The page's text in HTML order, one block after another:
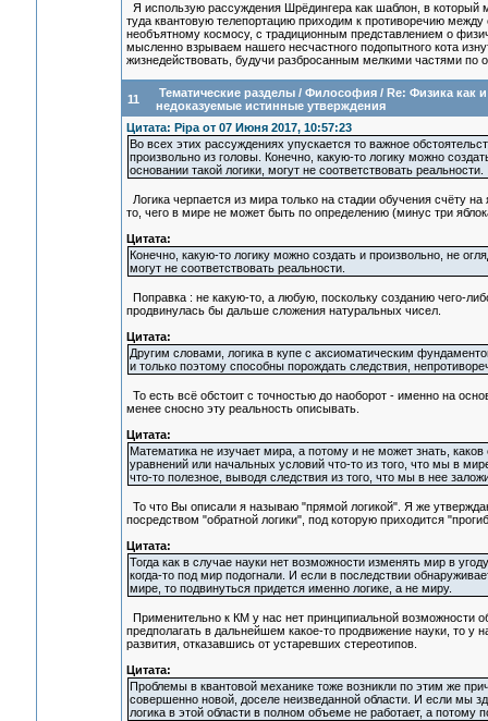
Я использую рассуждения Шрёдингера как шаблон, в который
туда квантовую телепортацию приходим к противоречию
необъятному космосу, с традиционным представлением о
мысленно взрываем нашего несчастного подопытного кота
жизнедействовать, будучи разбросанным мелкими частями по
11 Тематические разделы/ Философия/ Re: Физика как
недоказуемые истинные утверждения
Цитата: Pipa от 07 Июня 2017, 10:57:23
Во всех этих рассуждениях упускается то важное
произвольно из головы. Конечно, какую-то логику можно
основании такой логики, могут не соответствовать реальности.
Логика черпается из мира только на стадии обучения счёту
то, чего в мире не может быть по определению (минус три
Цитата:
Конечно, какую-то логику можно создать и произвольно, не
могут не соответствовать реальности.
Поправка : не какую-то, а любую, поскольку созданию чего-
продвинулась бы дальше сложения натуральных чисел.
Цитата:
Другим словами, логика в купе с аксиоматическим
и только поэтому способны порождать следствия,
То есть всё обстоит с точностью до наоборот - именно на
менее сносно эту реальность описывать.
Цитата:
Математика не изучает мира, а потому и не может знать,
уравнений или начальных условий что-то из того, что мы в
что-то полезное, выводя следствия из того, что мы в нее
То что Вы описали я называю "прямой логикой". Я же
посредством "обратной логики", под которую приходится
Цитата:
Тогда как в случае науки нет возможности изменять мир в
когда-то под мир подогнали. И если в последствии
мире, то подвинуться придется именно логике, а не миру.
Применительно к КМ у нас нет принципиальной возможности
предполагать в дальнейшем какое-то продвижение науки, то у
развития, отказавшись от устаревших стереотипов.
Цитата:
Проблемы в квантовой механике тоже возникли по этим же
совершенно новой, доселе неизведанной области. И если мы
логика в этой области в полном объеме не работает, а потому